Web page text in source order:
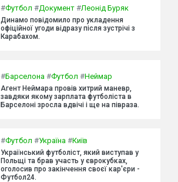
#Футбол #Документ #Леонід Буряк
Динамо повідомило про укладення
офіційної угоди відразу після зустрічі з
Карабахом.
#Барселона #Футбол #Неймар
Агент Неймара провів хитрий маневр,
завдяки якому зарплата футболіста в
Барселоні зросла вдвічі і ще на півраза.
#Футбол #Україна #Київ
Український футболіст, який виступав у
Польщі та брав участь у єврокубках,
оголосив про закінчення своєї кар'єри -
Футбол24.